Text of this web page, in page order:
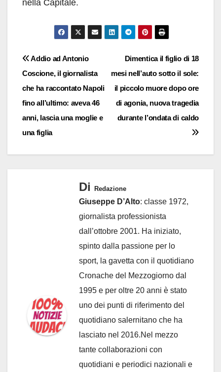
nella Capitale.
Navigazione
articoli
Dimentica il figlio di 18
mesi nell’auto sotto il sole:
il piccolo muore dopo ore
di agonia, nuova tragedia
durante l’ondata di caldo
Addio ad Antonio
Coscione, il giornalista
che ha raccontato Napoli
fino all’ultimo: aveva 46
anni, lascia una moglie e
una figlia
Di Redazione
Giuseppe D’Alto: classe 1972,
giornalista professionista
dall’ottobre 2001. Ha iniziato,
spinto dalla passione per lo
sport, la gavetta con il quotidiano
Cronache del Mezzogiorno dal
1995 e per oltre 20 anni è stato
uno dei punti di riferimento del
quotidiano salernitano che ha
lasciato nel 2016.Nel mezzo
tante collaborazioni con
quotidiani e periodici nazionali e